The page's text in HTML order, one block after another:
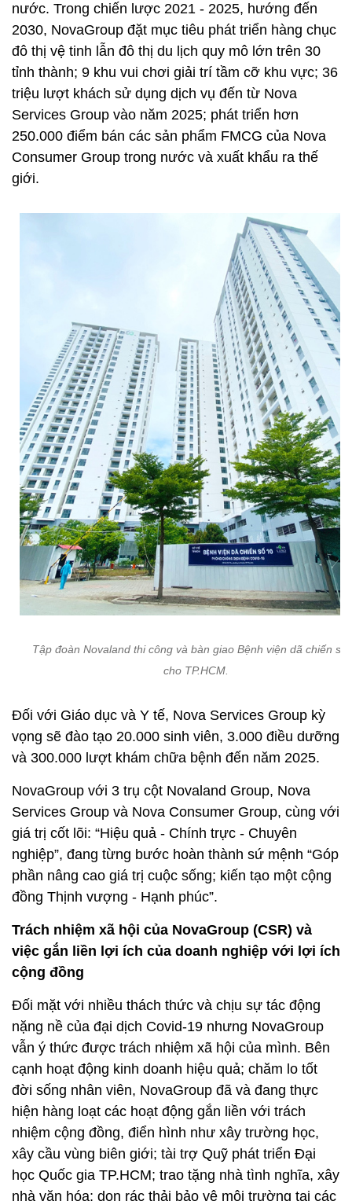
nước. Trong chiến lược 2021 - 2025, hướng đến
2030, NovaGroup đặt mục tiêu phát triển hàng chục
đô thị vệ tinh lẫn đô thị du lịch quy mô lớn trên 30
tỉnh thành; 9 khu vui chơi giải trí tầm cỡ khu vực; 36
triệu lượt khách sử dụng dịch vụ đến từ Nova
Services Group vào năm 2025; phát triển hơn
250.000 điểm bán các sản phẩm FMCG của Nova
Consumer Group trong nước và xuất khẩu ra thế
giới.
Tập đoàn Novaland thi công và bàn giao Bệnh viện dã chiến số
cho TP.HCM.
Đối với Giáo dục và Y tế, Nova Services Group kỳ
vọng sẽ đào tạo 20.000 sinh viên, 3.000 điều dưỡng
và 300.000 lượt khám chữa bệnh đến năm 2025.
NovaGroup với 3 trụ cột Novaland Group, Nova
Services Group và Nova Consumer Group, cùng với
giá trị cốt lõi: “Hiệu quả - Chính trực - Chuyên
nghiệp”, đang từng bước hoàn thành sứ mệnh “Góp
phần nâng cao giá trị cuộc sống; kiến tạo một cộng
đồng Thịnh vượng - Hạnh phúc”.
Trách nhiệm xã hội của NovaGroup (CSR) và
việc gắn liền lợi ích của doanh nghiệp với lợi ích
cộng đồng
Đối mặt với nhiều thách thức và chịu sự tác động
nặng nề của đại dịch Covid-19 nhưng NovaGroup
vẫn ý thức được trách nhiệm xã hội của mình. Bên
cạnh hoạt động kinh doanh hiệu quả; chăm lo tốt
đời sống nhân viên, NovaGroup đã và đang thực
hiện hàng loạt các hoạt động gắn liền với trách
nhiệm cộng đồng, điển hình như xây trường học,
xây cầu vùng biên giới; tài trợ Quỹ phát triển Đại
học Quốc gia TP.HCM; trao tặng nhà tình nghĩa, xây
nhà văn hóa; dọn rác thải bảo vệ môi trường tại các